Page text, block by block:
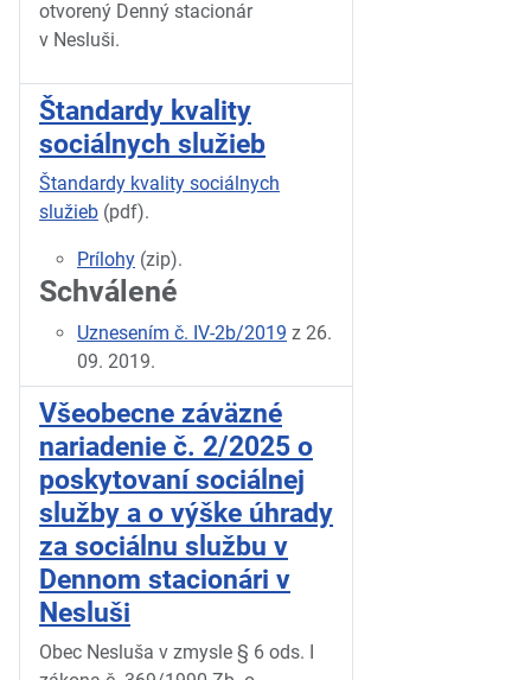
otvorený Denný stacionár
v Nesluši.
Štandardy kvality
sociálnych služieb
Štandardy kvality sociálnych
služieb (pdf).
Prílohy (zip).
Schválené
Uznesením č. IV-2b/2019 z 26.
09. 2019.
Všeobecne záväzné
nariadenie č. 2/2025 o
poskytovaní sociálnej
služby a o výške úhrady
za sociálnu službu v
Dennom stacionári v
Nesluši
Obec Nesluša v zmysle § 6 ods. I